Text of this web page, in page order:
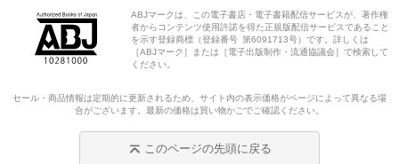
ABJマークは、この電子書店・電子書籍配信サービスが、著作権
者からコンテンツ使用許諾を得た正規版配信サービスであること
を示す登録商標（登録番号 第6091713号）です。詳しくは
［ABJマーク］または［電子出版制作・流通協議会］で検索して
ください。
セール・商品情報は定期的に更新されるため、サイト内の表示価格がページによって異なる場
合がございます。最新の価格は買い物かごでご確認ください。
このページの先頭に戻る